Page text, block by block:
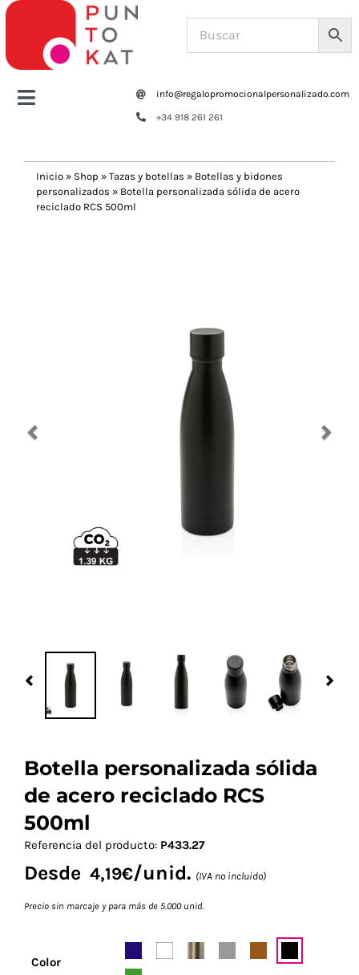
Saltar
contenido
Toggle
Tazas y botellas
Fabricación
info@regalopromocionalpersonalizado.com
+34 918 261 261
Inicio » Shop » Tazas y botellas » Botellas y bidones
personalizados » Botella personalizada sólida de acero
reciclado RCS 500ml
Previous
Botella personalizada sólida
de acero reciclado RCS
500ml
Referencia del producto: P433.27
Desde 4,19€/unid. (IVA no incluido)
Precio sin marcaje y para más de 5.000 unid.
Color